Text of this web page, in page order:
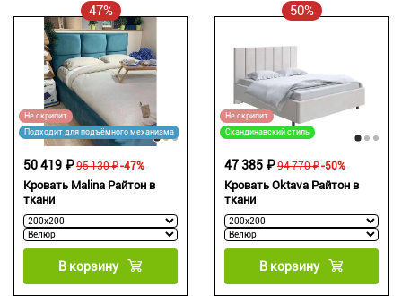
47%
Не скрипит
Подходит для подъёмного механизма
Кровать Malina Райтон в
ткани
95 130 ₽
50 419 ₽ -47%
В корзину
50%
Не скрипит
Скандинавский стиль
Кровать Oktava Райтон в
ткани
94 770 ₽
47 385 ₽ -50%
В корзину